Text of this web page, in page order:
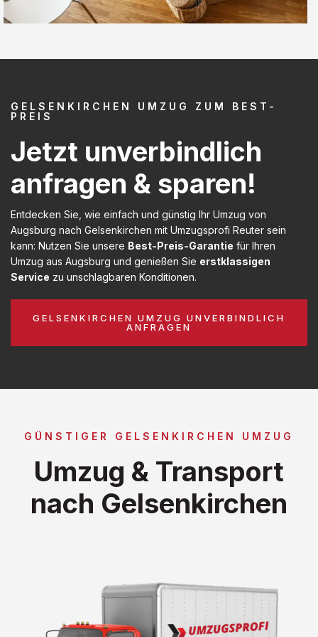
GELSENKIRCHEN UMZUG ZUM BEST-
PREIS
Jetzt unverbindlich
anfragen & sparen!
Entdecken Sie, wie einfach und günstig Ihr Umzug von
Augsburg nach Gelsenkirchen mit Umzugsprofi Reuter sein
kann: Nutzen Sie unsere Best-Preis-Garantie für Ihren
Umzug aus Augsburg und genießen Sie erstklassigen
Service zu unschlagbaren Konditionen.
GELSENKIRCHEN UMZUG UNVERBINDLICH
ANFRAGEN
GÜNSTIGER GELSENKIRCHEN UMZUG
Umzug & Transport
nach Gelsenkirchen